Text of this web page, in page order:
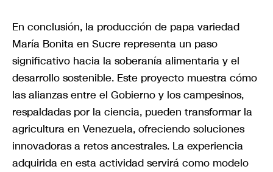
En conclusión, la producción de papa variedad
María Bonita en Sucre representa un paso
significativo hacia la soberanía alimentaria y el
desarrollo sostenible. Este proyecto muestra cómo
las alianzas entre el Gobierno y los campesinos,
respaldadas por la ciencia, pueden transformar la
agricultura en Venezuela, ofreciendo soluciones
innovadoras a retos ancestrales. La experiencia
adquirida en esta actividad servirá como modelo